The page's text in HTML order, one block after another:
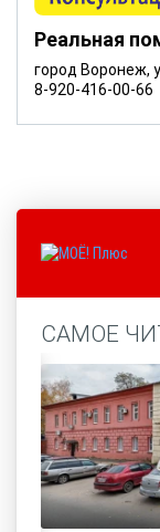
Реальная
город Воронеж,
8-920-416-00-66
САМОЕ